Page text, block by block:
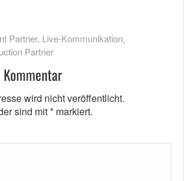
Partner, Live-Kommunikation,
Partner
wird nicht veröffentlicht.
sind mit* markiert.